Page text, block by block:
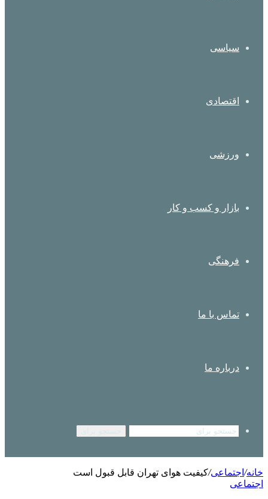
سیاسی
اقتصادی
ورزشی
بازار و کسب و کار
فرهنگی
تماس با ما
درباره ما
خانه/ اجتماعی/کیفیت هوای تهران قابل قبول است
اجتماعی